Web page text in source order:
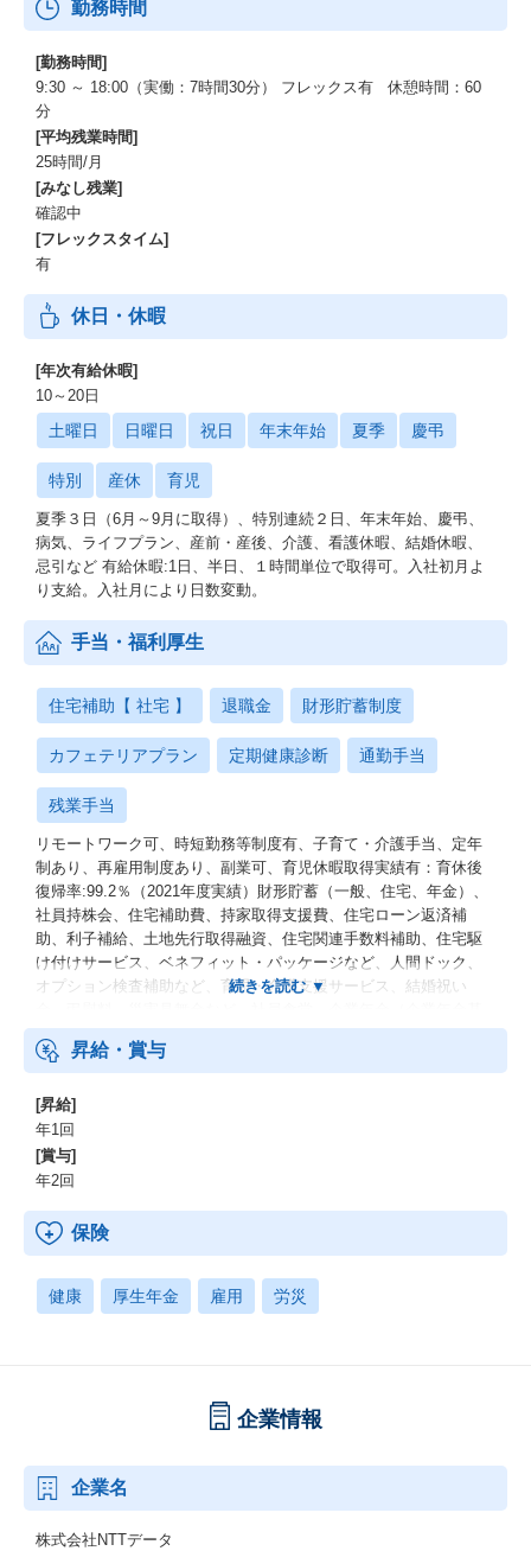
勤務時間
[勤務時間]
9:30 ～ 18:00（実働：7時間30分） フレックス有 休憩時間：60
分
[平均残業時間]
25時間/月
[みなし残業]
確認中
[フレックスタイム]
有
休日・休暇
[年次有給休暇]
10～20日
土曜日 日曜日 祝日 年末年始 夏季 慶弔
特別 産休 育児
夏季３日（6月～9月に取得）、特別連続２日、年末年始、慶弔、
病気、ライフプラン、産前・産後、介護、看護休暇、結婚休暇、
忌引など 有給休暇:1日、半日、１時間単位で取得可。入社初月よ
り支給。入社月により日数変動。
手当・福利厚生
住宅補助【 社宅 】 退職金 財形貯蓄制度
カフェテリアプラン 定期健康診断 通勤手当
残業手当
リモートワーク可、時短勤務等制度有、子育て・介護手当、定年
制あり、再雇用制度あり、副業可、育児休暇取得実績有：育休後
復帰率:99.2％（2021年度実績）財形貯蓄（一般、住宅、年金）、
社員持株会、住宅補助費、持家取得支援費、住宅ローン返済補
助、利子補給、土地先行取得融資、住宅関連手数料補助、住宅駆
け付けサービス、ベネフィット・パッケージなど、人間ドック、
オプション検査補助など、育児・介護支援サービス、結婚祝い
金、確定拠出年金）、電気通信共済会(個人年金、遺児育英基金)
昇給・賞与
[昇給]
年1回
[賞与]
年2回
保険
健康 厚生年金 雇用 労災
企業情報
企業名
株式会社NTTデータ